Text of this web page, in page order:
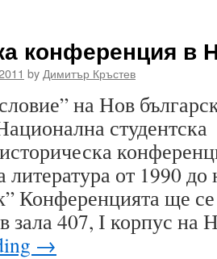
конференция в
by Димитър Кръстев
на Нов
студентска
литература от 1990
Конференцията ще
зала 407, І корпус
→